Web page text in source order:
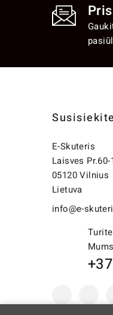
E-Skuteris
Laisves
05120 Vilnius
Lietuva
info@e-
Mums